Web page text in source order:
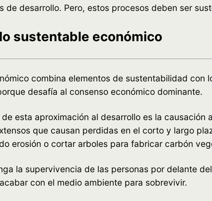
de desarrollo. Pero, estos procesos deben ser
sustentable económico
combina elementos de sustentabilidad
desafía al consenso económico dominante.
esta aproximación al desarrollo es la
que causan perdidas en el corto y largo
erosión o cortar arboles para fabricar carbón
la supervivencia de las personas por delante
con el medio ambiente para sobrevivir.